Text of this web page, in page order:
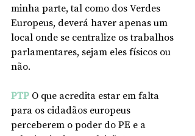
minha parte, tal como dos Verdes
Europeus, deverá haver apenas um
local onde se centralize os trabalhos
parlamentares, sejam eles físicos ou
não.
PTP O que acredita estar em falta
para os cidadãos europeus
perceberem o poder do PE e a